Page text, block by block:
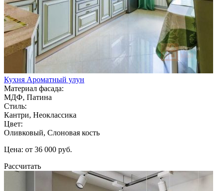
Кухня Ароматный улун
Материал фасада:
МДФ, Патина
Стиль:
Кантри, Неоклассика
Цвет:
Оливковый, Слоновая кость
Цена: от 36 000 руб.
Рассчитать